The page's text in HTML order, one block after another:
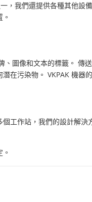
，我們還提供各種其他設
、圖像和文本的標籤。 傳
在污染物。 VKPAK 機器
工作站，我們的設計解決